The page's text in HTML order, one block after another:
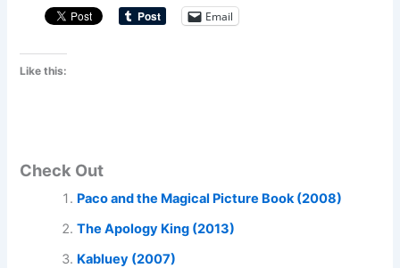
Email
Like this:
Check Out
Paco and the Magical Picture Book (2008)
The Apology King (2013)
Kabluey (2007)